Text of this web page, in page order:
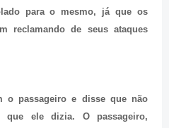
para o mesmo, já que os
reclamando de seus ataques
o passageiro e disse que não
que ele dizia. O passageiro,